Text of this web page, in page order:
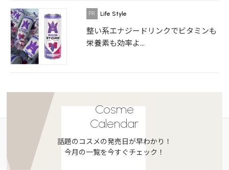
Life Style
整い系エナジードリンクでビタミンも
栄養素も効率よ...
Cosme
Calendar
話題のコスメの発売日が早わかり！
今月の一覧を今すぐチェック！